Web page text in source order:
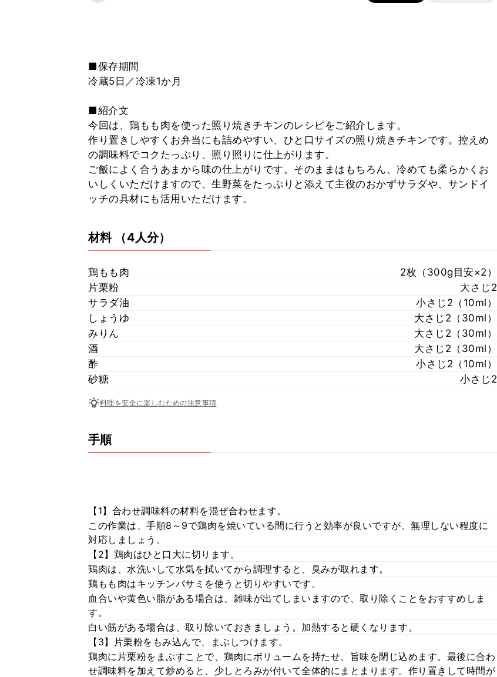
■保存期間
冷蔵5日／冷凍1か月
■紹介文
今回は、鶏もも肉を使った照り焼きチキンのレシピをご紹介します。
作り置きしやすくお弁当にも詰めやすい、ひと口サイズの照り焼きチキンです。控えめ
の調味料でコクたっぷり、照り照りに仕上がります。
ご飯によく合うあまから味の仕上がりです。そのままはもちろん、冷めても柔らかくお
いしくいただけますので、生野菜をたっぷりと添えて主役のおかずサラダや、サンドイ
ッチの具材にも活用いただけます。
材料 （4人分）
鶏もも肉
2枚（300g目安×2）
片栗粉
大さじ2
サラダ油
小さじ2（10ml）
しょうゆ
大さじ2（30ml）
みりん
大さじ2（30ml）
酒
大さじ2（30ml）
酢
小さじ2（10ml）
砂糖
小さじ2
料理を安全に楽しむための注意事項
手順
【1】合わせ調味料の材料を混ぜ合わせます。
この作業は、手順8～9で鶏肉を焼いている間に行うと効率が良いですが、無理しない程度に
対応しましょう。
【2】鶏肉はひと口大に切ります。
鶏肉は、水洗いして水気を拭いてから調理すると、臭みが取れます。
鶏もも肉はキッチンバサミを使うと切りやすいです。
血合いや黄色い脂がある場合は、雑味が出てしまいますので、取り除くことをおすすめしま
す。
白い筋がある場合は、取り除いておきましょう。加熱すると硬くなります。
【3】片栗粉をもみ込んで、まぶしつけます。
鶏肉に片栗粉をまぶすことで、鶏肉にボリュームを持たせ、旨味を閉じ込めます。最後に合わ
せ調味料を加えて炒めると、少しとろみが付いて全体的にまとまります。作り置きして時間が